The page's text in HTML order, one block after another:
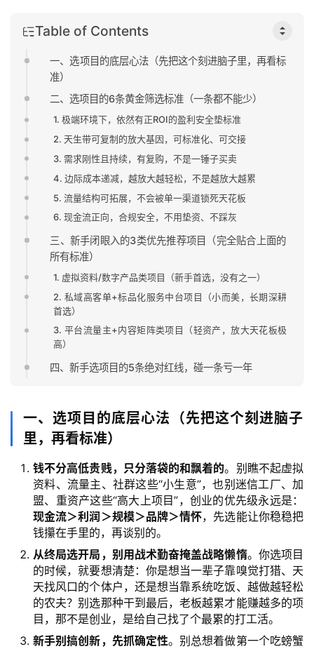
Table of Contents
一、选项目的底层心法（先把这个刻进脑子里，再看标
准）
二、选项目的6条黄金筛选标准（一条都不能少）
1. 极端环境下，依然有正ROI的盈利安全垫标准
2. 天生带可复制的放大基因，可标准化、可交接
3. 需求刚性且持续，有复购，不是一锤子买卖
4. 边际成本递减，越放大越轻松，不是越放大越累
5. 流量结构可拓展，不会被单一渠道锁死天花板
6. 现金流正向，合规安全，不用垫资、不踩灰
三、新手闭眼入的3类优先推荐项目（完全贴合上面的
所有标准）
1. 虚拟资料/数字产品类项目（新手首选，没有之一）
2. 私域高客单+标品化服务中台项目（小而美，长期深耕
首选）
3. 平台流量主+内容矩阵类项目（轻资产，放大天花板极
高）
四、新手选项目的5条绝对红线，碰一条亏一年
一、选项目的底层心法（先把这个刻进脑子
里，再看标准）
钱不分高低贵贱，只分落袋的和飘着的。别瞧不起虚拟
资料、流量主、社群这些“小生意”，也别迷信工厂、加
盟、重资产这些“高大上项目”，创业的优先级永远是：
现金流＞利润＞规模＞品牌＞情怀，先选能让你稳稳把
钱攥在手里的，再谈别的。
从终局选开局，别用战术勤奋掩盖战略懒惰。你选项目
的时候，就要想清楚：你是想当一辈子靠嗅觉打猎、天
天找风口的个体户，还是想当靠系统吃饭、越做越轻松
的农夫？别选那种干到最后，老板越累才能赚越多的项
目，那不是创业，是给自己找了个最累的打工活。
新手别搞创新，先抓确定性。别总想着做第一个吃螃蟹